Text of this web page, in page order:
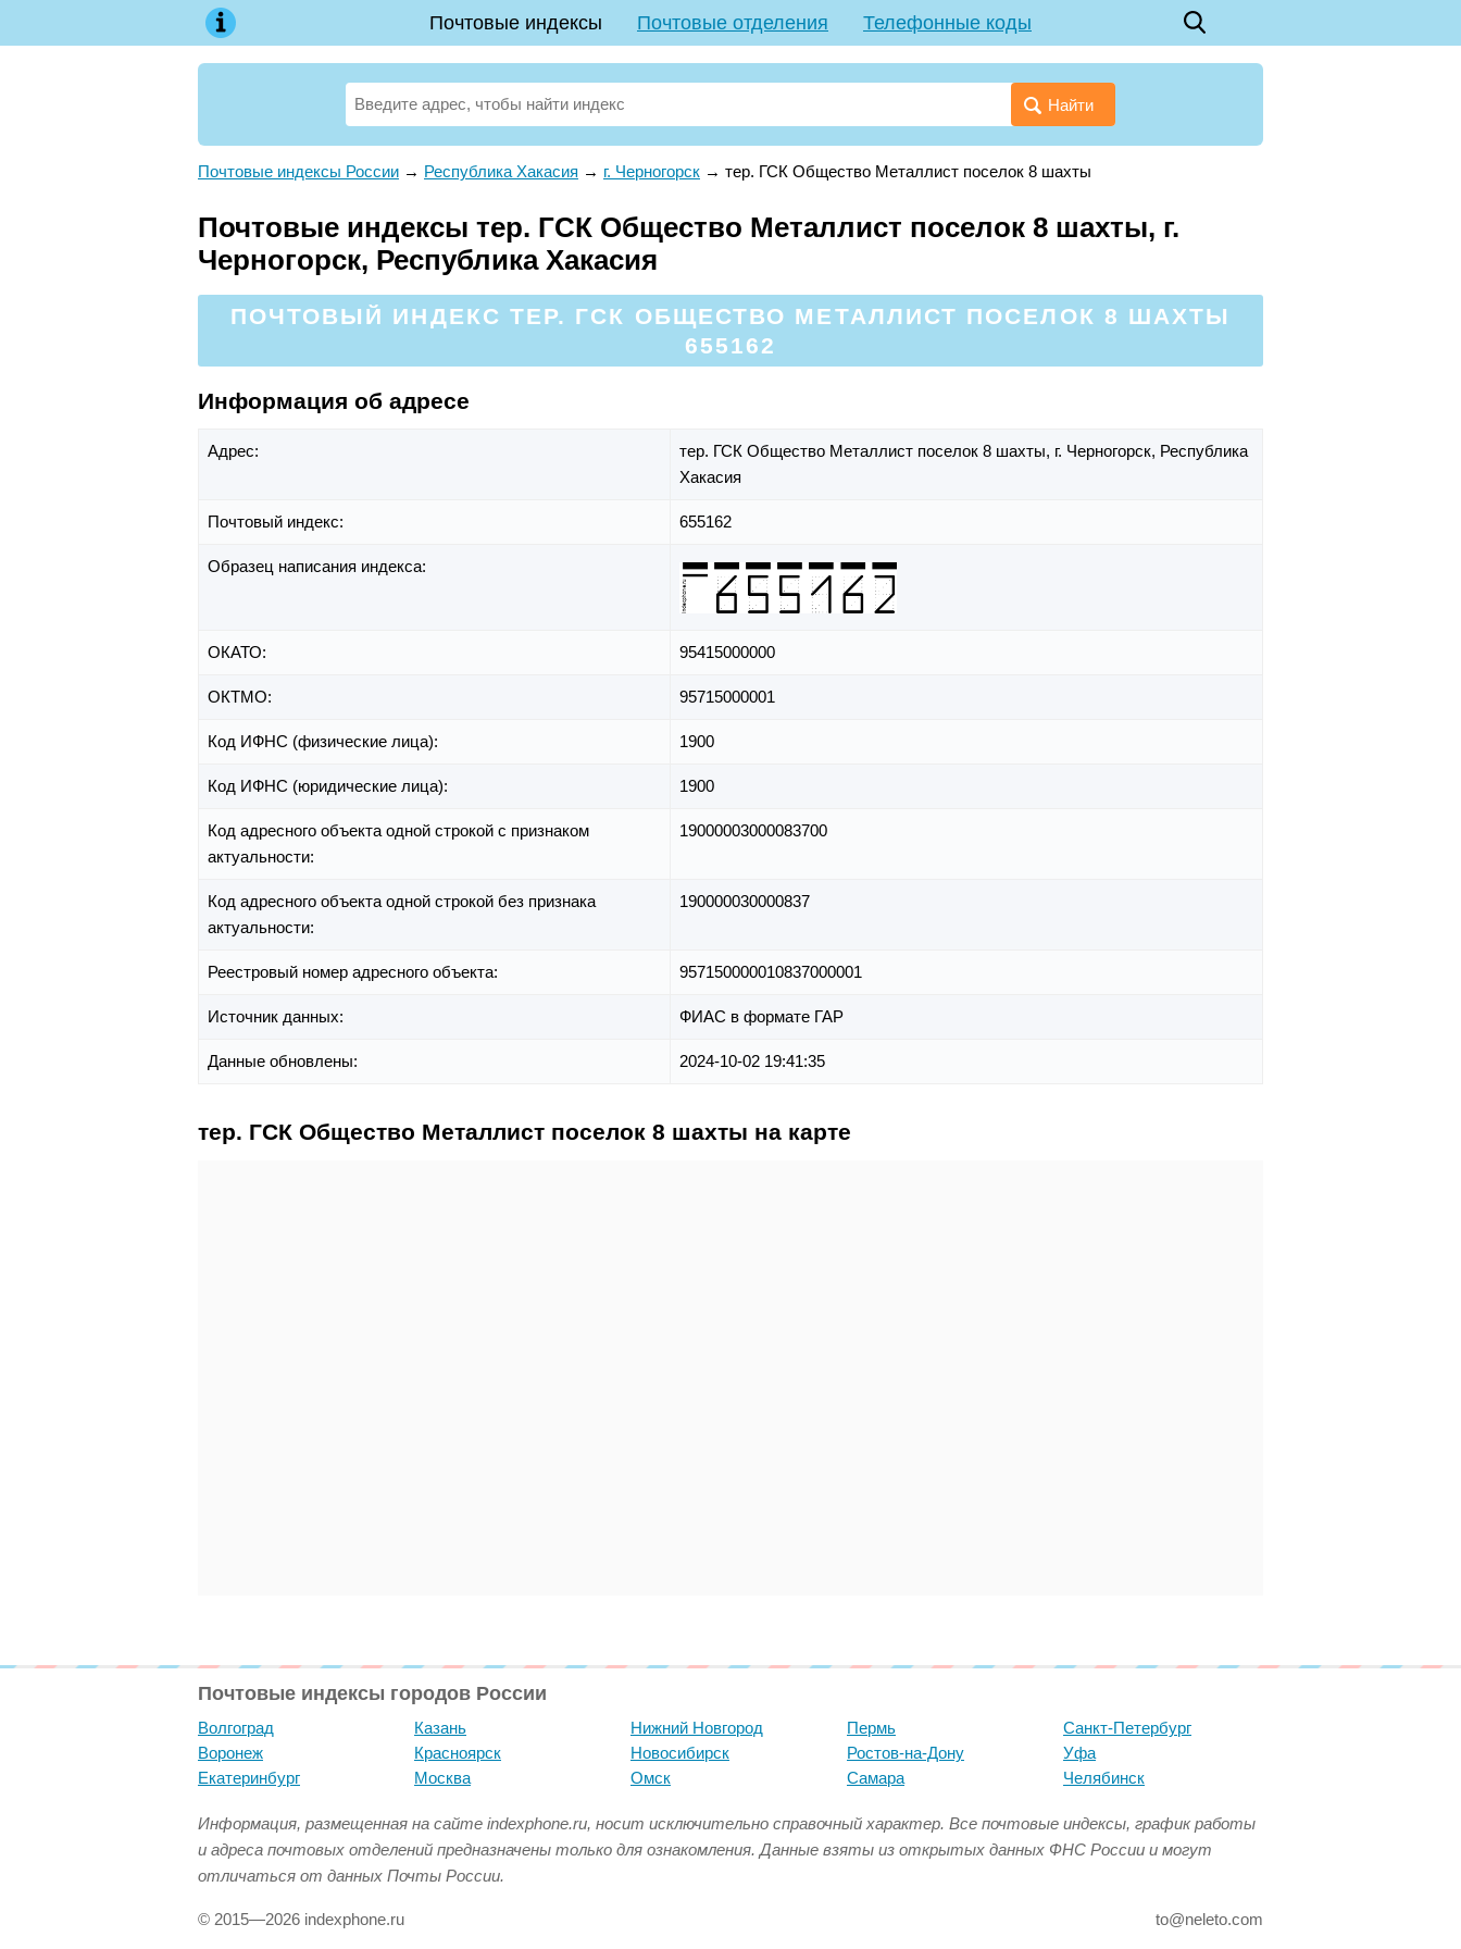
Почтовые индексы Почтовые отделения Телефонные коды
Найти
Почтовые индексы России → Республика Хакасия → г. Черногорск → тер. ГСК Общество Металлист поселок 8 шахты
Почтовые индексы тер. ГСК Общество Металлист поселок 8 шахты, г.
Черногорск, Республика Хакасия
ПОЧТОВЫЙ ИНДЕКС ТЕР. ГСК ОБЩЕСТВО МЕТАЛЛИСТ ПОСЕЛОК 8 ШАХТЫ
655162
Информация об адресе
Адрес: тер. ГСК Общество Металлист поселок 8 шахты, г. Черногорск, Республика
Хакасия
Почтовый индекс: 655162
Образец написания индекса:
ОКАТО: 95415000000
ОКТМО: 95715000001
Код ИФНС (физические лица): 1900
Код ИФНС (юридические лица): 1900
Код адресного объекта одной строкой с признаком
актуальности:
19000003000083700
Код адресного объекта одной строкой без признака
актуальности:
190000030000837
Реестровый номер адресного объекта: 957150000010837000001
Источник данных: ФИАС в формате ГАР
Данные обновлены: 2024-10-02 19:41:35
тер. ГСК Общество Металлист поселок 8 шахты на карте
Почтовые индексы городов России
Волгоград
Воронеж
Екатеринбург
Казань
Красноярск
Москва
Нижний Новгород
Новосибирск
Омск
Пермь
Ростов-на-Дону
Самара
Санкт-Петербург
Уфа
Челябинск
Информация, размещенная на сайте indexphone.ru, носит исключительно справочный характер. Все почтовые индексы, график работы
и адреса почтовых отделений предназначены только для ознакомления. Данные взяты из открытых данных ФНС России и могут
отличаться от данных Почты России.
© 2015—2026 indexphone.ru to@neleto.com